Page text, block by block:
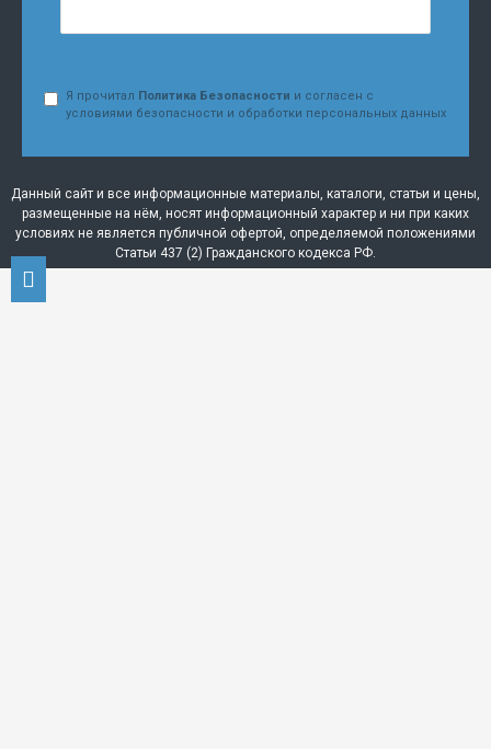
Я прочитал Политика Безопасности и согласен с
условиями безопасности и обработки персональных данных
Данный сайт и все информационные материалы, каталоги, статьи и цены,
размещенные на нём, носят информационный характер и ни при каких
условиях не является публичной офертой, определяемой положениями
Статьи 437 (2) Гражданского кодекса РФ.